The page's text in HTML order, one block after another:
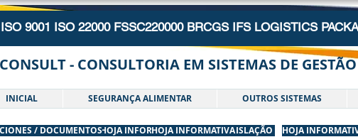
INICIAL SEGURANÇA ALIMENTAR OUTROS SISTEMAS
- CONSULTORIA EM SISTEMAS DE GESTÃO
9001 ISO 22000 FSSC220000 BRCGS IFS LOGISTICS
HOJA INFORMATIVA LEGISLAÇÃO
/ DOCUMENTOS HOJA INFORMATIVA HOJA
HOJA